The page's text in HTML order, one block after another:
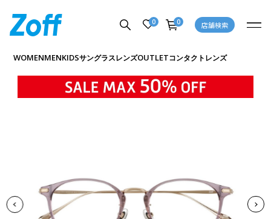
0 0 店舗検索
WOMENMENKIDSサングラスレンズOUTLETコンタクトレンズ
商品詳細ページへ